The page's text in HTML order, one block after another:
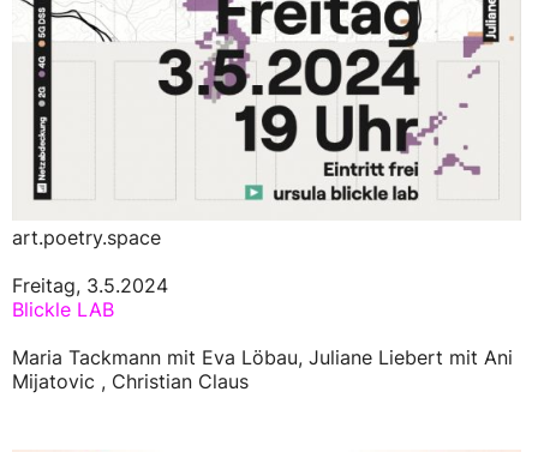
art.poetry.space
Freitag, 3.5.2024
Blickle LAB
Maria Tackmann mit Eva Löbau, Juliane Liebert mit Ani
Mijatovic , Christian Claus